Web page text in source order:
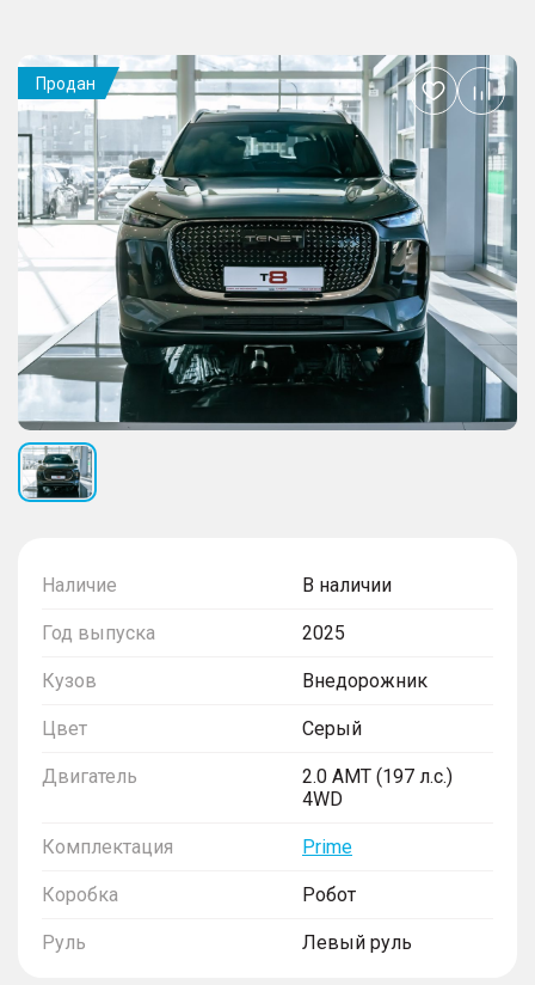
Наличие В наличии
Год выпуска 2025
Кузов Внедорожник
Цвет Серый
Двигатель
2.0 AMT (197 л.с.)
4WD
Комплектация Prime
Коробка Робот
Руль Левый руль
Продан
Добавить
в
избранное